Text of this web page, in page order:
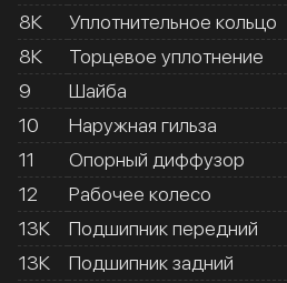
8К
Уплотнительное кольцо
8К
Торцевое уплотнение
9
Шайба
10
Наружная гильза
11
Опорный диффузор
12
Рабочее колесо
13К
Подшипник передний
13К
Подшипник задний